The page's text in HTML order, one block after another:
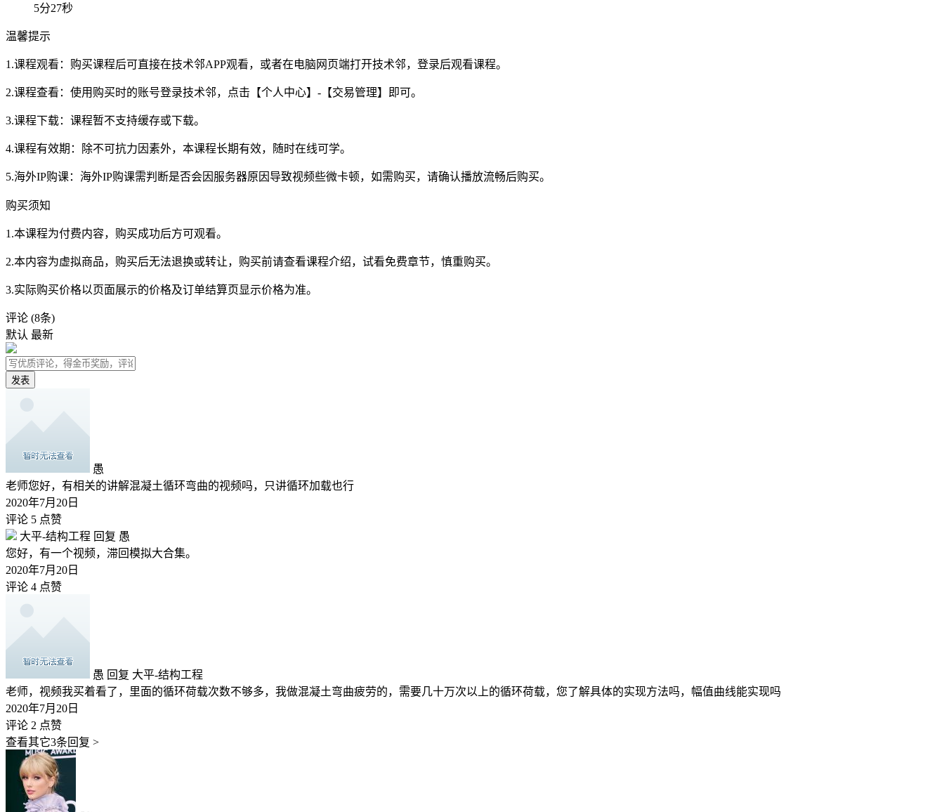
5分27秒
温馨提示
1.课程观看：购买课程后可直接在技术邻APP观看，或者在电脑网页端打开技术邻，登录后观看课程。
2.课程查看：使用购买时的账号登录技术邻，点击【个人中心】-【交易管理】即可。
3.课程下载：课程暂不支持缓存或下载。
4.课程有效期：除不可抗力因素外，本课程长期有效，随时在线可学。
5.海外IP购课：海外IP购课需判断是否会因服务器原因导致视频些微卡顿，如需购买，请确认播放流畅后购买。
购买须知
1.本课程为付费内容，购买成功后方可观看。
2.本内容为虚拟商品，购买后无法退换或转让，购买前请查看课程介绍，试看免费章节，慎重购买。
3.实际购买价格以页面展示的价格及订单结算页显示价格为准。
评论 (8条)
默认 最新
发表
愚
老师您好，有相关的讲解混凝土循环弯曲的视频吗，只讲循环加载也行
2020年7月20日
评论 5 点赞
大平-结构工程 回复 愚
您好，有一个视频，滞回模拟大合集。
2020年7月20日
评论 4 点赞
愚 回复 大平-结构工程
老师，视频我买着看了，里面的循环荷载次数不够多，我做混凝土弯曲疲劳的，需要几十万次以上的循环荷载，您了解具体的实现方法吗，幅值曲线能实现吗
2020年7月20日
评论 2 点赞
查看其它3条回复 >